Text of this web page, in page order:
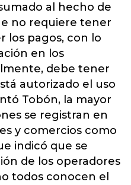
al hecho de
no requiere tener
los pagos, con lo
en los
debe tener
autorizado el uso
Tobón, la mayor
se registran en
y comercios como
indicó que se
de los operadores
todos conocen el